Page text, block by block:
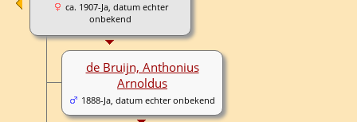
ca. 1907-Ja, datum echter
onbekend
de Bruijn, Anthonius
Arnoldus
1888-Ja, datum echter onbekend